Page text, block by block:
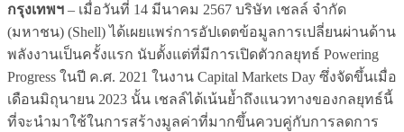
กรุงเทพฯ – เมื่อวันที่ 14 มีนาคม 2567 บริษัท เชลล์ จำกัด
(มหาชน) (Shell) ได้เผยแพร่การอัปเดตข้อมูลการเปลี่ยนผ่านด้าน
พลังงานเป็นครั้งแรก นับตั้งแต่ที่มีการเปิดตัวกลยุทธ์ Powering
Progress ในปี ค.ศ. 2021 ในงาน Capital Markets Day ซึ่งจัดขึ้นเมื่อ
เดือนมิถุนายน 2023 นั้น เชลล์ได้เน้นย้ำถึงแนวทางของกลยุทธ์นี้
ที่จะนำมาใช้ในการสร้างมูลค่าที่มากขึ้นควบคู่กับการลดการ